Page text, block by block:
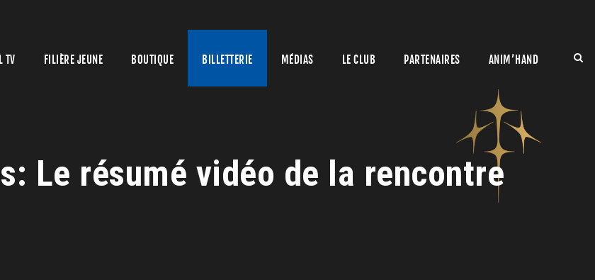
TV FILIÈRE JEUNE BOUTIQUE BILLETTERIE MÉDIAS LE CLUB PARTENAIRES ANIM’HAND
Le résumé vidéo de la rencontre